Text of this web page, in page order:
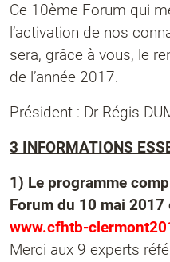
Ce 10ème Forum qui
l’activation de nos
sera, grâce à vous, le
de l’année 2017.
Président : Dr Régis
3 INFORMATIONS
1) Le programme
Forum du 10 mai
www.cfhtb-
Merci aux 9 experts